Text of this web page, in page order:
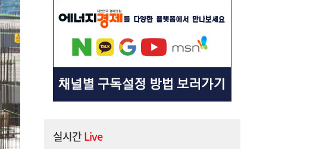
실시간Live
11:30
[단독] 삼전닉스 광주 250만평 ‘한판 설계’…
평택식 캠퍼스 들어선다